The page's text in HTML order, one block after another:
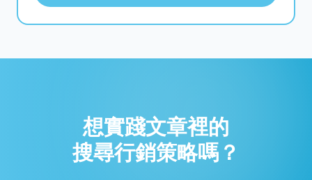
想實踐文章裡的
搜尋行銷策略嗎？